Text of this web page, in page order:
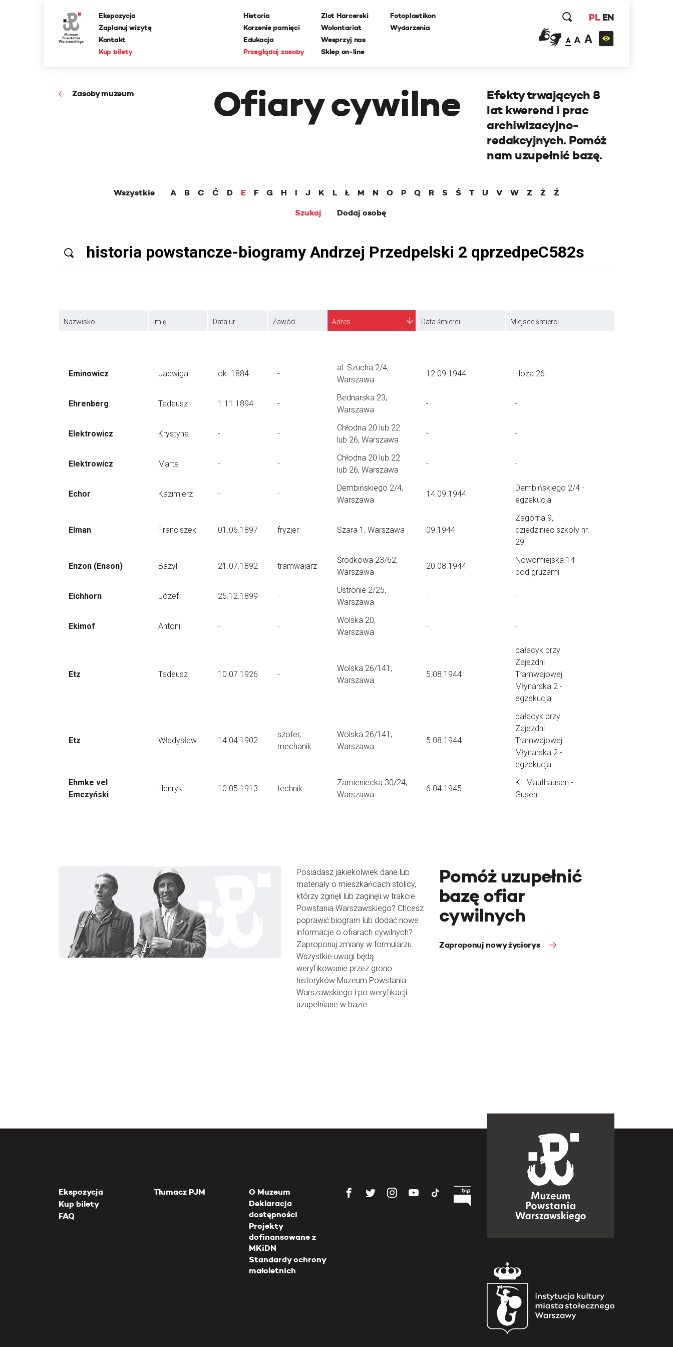
Ekspozycja
Zaplanuj wizytę
Kontakt
Kup bilety
Historia
Korzenie pamięci
Edukacja
Przeglądaj zasoby
Zlot Harcerski
Wolontariat
Wesprzyj nas
Sklep on-line
Fotoplastikon
Wydarzenia
PL EN
A A A
Zasoby muzeum Ofiary cywilne
Efekty trwających 8
lat kwerend i prac
archiwizacyjno-
redakcyjnych. Pomóż
nam uzupełnić bazę.
Wszystkie A B C Ć D E F G H I J K L Ł M N O P Q R S Ś T U V W Z Ż
Ź
Szukaj
Dodaj osobę
Nazwisko Imię Data ur. Zawód Adres Data śmierci Miejsce śmierci
Eminowicz Jadwiga ok. 1884 -
al. Szucha 2/4,
Warszawa
12.09.1944 Hoża 26
Ehrenberg Tadeusz 1.11.1894 -
Bednarska 23,
Warszawa
- -
Elektrowicz Krystyna - -
Chłodna 20 lub 22
lub 26, Warszawa
- -
Elektrowicz Marta - -
Chłodna 20 lub 22
lub 26, Warszawa
- -
Echor Kazimierz - -
Dembińskiego 2/4,
Warszawa
14.09.1944
Dembińskiego 2/4 -
egzekucja
Elman Franciszek 01.06.1897 fryzjer Szara 1, Warszawa 09.1944
Zagórna 9,
dziedziniec szkoły nr.
29
Enzon (Enson) Bazyli 21.07.1892 tramwajarz
Środkowa 23/62,
Warszawa
20.08.1944
Nowomiejska 14 -
pod gruzami
Eichhorn Józef 25.12.1899 -
Ustronie 2/25,
Warszawa
- -
Ekimof Antoni - -
Wolska 20,
Warszawa
- -
Etz Tadeusz 10.07.1926 -
Wolska 26/141,
Warszawa
5.08.1944
pałacyk przy
Zajezdni
Tramwajowej
Młynarska 2 -
egzekucja
Etz Władysław 14.04.1902
szofer,
mechanik
Wolska 26/141,
Warszawa
5.08.1944
pałacyk przy
Zajezdni
Tramwajowej
Młynarska 2 -
egzekucja
Ehmke vel
Emczyński
Henryk 10.05.1913 technik
Zamieniecka 30/24,
Warszawa
6.04.1945
KL Mauthausen -
Gusen
Posiadasz jakiekolwiek dane lub
materiały o mieszkańcach stolicy,
którzy zginęli lub zaginęli w trakcie
Powstania Warszawskiego? Chcesz
poprawić biogram lub dodać nowe
informacje o ofiarach cywilnych?
Zaproponuj zmiany w formularzu.
Wszystkie uwagi będą
weryfikowanie przez grono
historyków Muzeum Powstania
Warszawskiego i po weryfikacji
uzupełniane w bazie
Pomóż uzupełnić
bazę ofiar
cywilnych
Zaproponuj nowy życiorys
Ekspozycja
Kup bilety
FAQ
Tłumacz PJM
O Muzeum
Deklaracja
dostępności
Projekty
dofinansowane z
MKiDN
Standardy ochrony
małoletnich